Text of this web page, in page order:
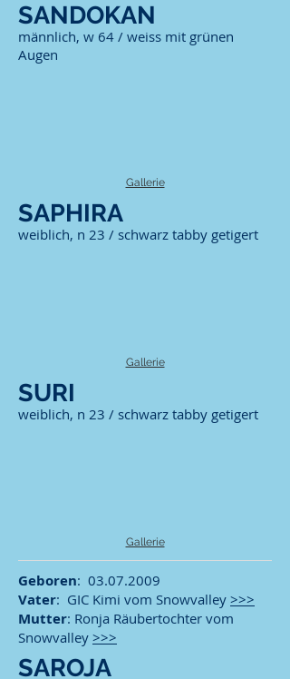
SANDOKAN
männlich, w 64 / weiss mit grünen
Augen
Gallerie
SAPHIRA
weiblich, n 23 / schwarz tabby getigert
Gallerie
SURI
weiblich, n 23 / schwarz tabby getigert
Gallerie
Geboren: 03.07.2009
Vater: GIC Kimi vom Snowvalley >>>
Mutter: Ronja Räubertochter vom
Snowvalley >>>
SAROJA